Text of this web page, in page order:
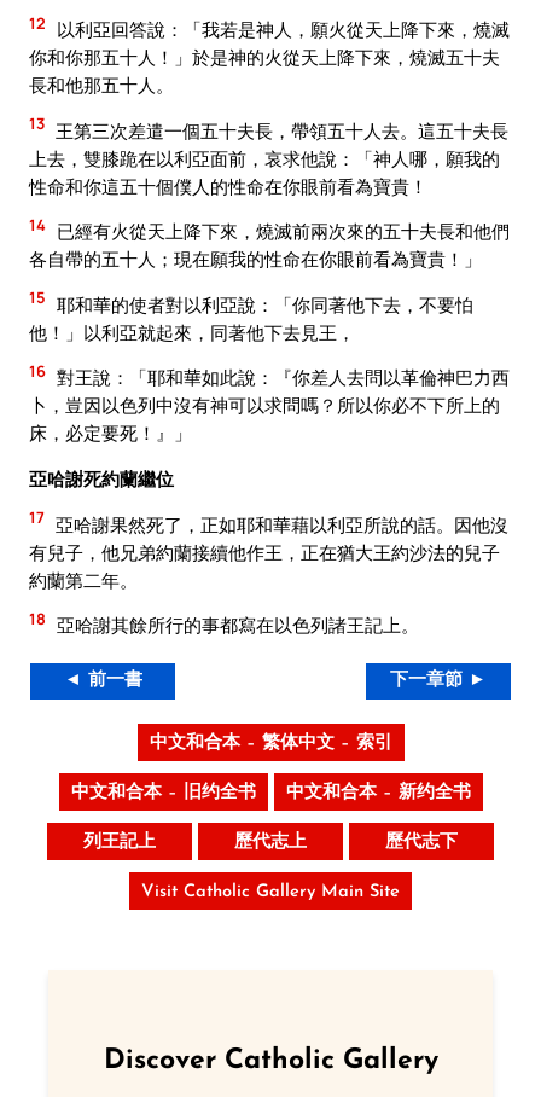
12
以利亞回答說：「我若是神人，願火從天上降下來，燒滅
你和你那五十人！」於是神的火從天上降下來，燒滅五十夫
長和他那五十人。
13 王第三次差遣一個五十夫長，帶領五十人去。這五十夫長
上去，雙膝跪在以利亞面前，哀求他說：「神人哪，願我的
性命和你這五十個僕人的性命在你眼前看為寶貴！
14 已經有火從天上降下來，燒滅前兩次來的五十夫長和他們
各自帶的五十人；現在願我的性命在你眼前看為寶貴！」
15 耶和華的使者對以利亞說：「你同著他下去，不要怕
他！」以利亞就起來，同著他下去見王，
16 對王說：「耶和華如此說：『你差人去問以革倫神巴力西
卜，豈因以色列中沒有神可以求問嗎？所以你必不下所上的
床，必定要死！』」
亞哈謝死約蘭繼位
17 亞哈謝果然死了，正如耶和華藉以利亞所說的話。因他沒
有兒子，他兄弟約蘭接續他作王，正在猶大王約沙法的兒子
約蘭第二年。
18 亞哈謝其餘所行的事都寫在以色列諸王記上。
◄ 前一書 下一章節 ►
中文和合本 – 繁体中文 – 索引
中文和合本 – 旧约全书 中文和合本 – 新约全书
列王記上 歷代志上 歷代志下
Visit Catholic Gallery Main Site
Discover Catholic Gallery